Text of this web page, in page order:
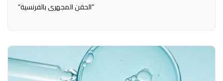
“الحقن المجهري بالفرنسية”